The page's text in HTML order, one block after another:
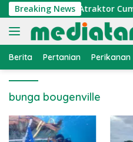
Langsung
ke
konten
Breaking News
Nelayan, Atraktor Cumi
Berita Pertanian Perikanan
bunga bougenville